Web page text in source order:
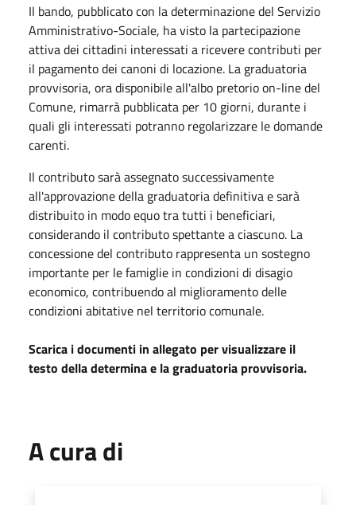
Il bando, pubblicato con la determinazione del Servizio
Amministrativo-Sociale, ha visto la partecipazione
attiva dei cittadini interessati a ricevere contributi per
il pagamento dei canoni di locazione. La graduatoria
provvisoria, ora disponibile all'albo pretorio on-line del
Comune, rimarrà pubblicata per 10 giorni, durante i
quali gli interessati potranno regolarizzare le domande
carenti.
Il contributo sarà assegnato successivamente
all'approvazione della graduatoria definitiva e sarà
distribuito in modo equo tra tutti i beneficiari,
considerando il contributo spettante a ciascuno. La
concessione del contributo rappresenta un sostegno
importante per le famiglie in condizioni di disagio
economico, contribuendo al miglioramento delle
condizioni abitative nel territorio comunale.
Scarica i documenti in allegato per visualizzare il
testo della determina e la graduatoria provvisoria.
A cura di